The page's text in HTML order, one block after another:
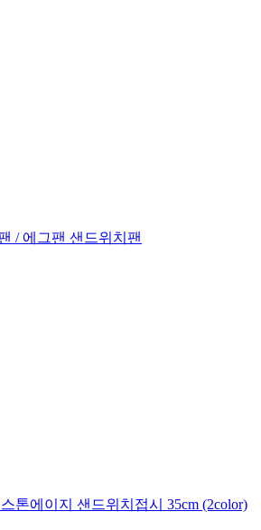
/ 에그팬 샌드위치팬
톤에이지 샌드위치접시 35cm (2color)